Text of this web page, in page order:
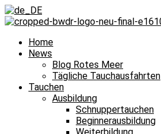
Home
News
Blog Rotes Meer
Tägliche Tauchausfahrten
Tauchen
Ausbildung
Schnuppertauchen
Beginnerausbildung